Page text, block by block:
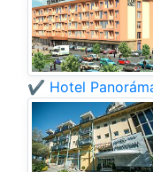
✔️ Hotel